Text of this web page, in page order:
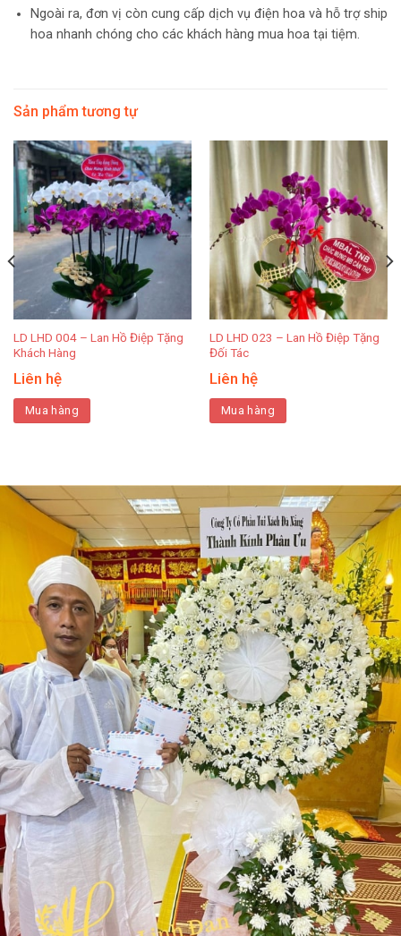
Ngoài ra, đơn vị còn cung cấp dịch vụ điện hoa và hỗ trợ ship
hoa nhanh chóng cho các khách hàng mua hoa tại tiệm.
Sản phẩm tương tự
LD LHD 004 – Lan Hồ Điệp Tặng
Khách Hàng
Liên hệ
Mua hàng
LD LHD 023 – Lan Hồ Điệp Tặng
Đối Tác
Liên hệ
Mua hàng